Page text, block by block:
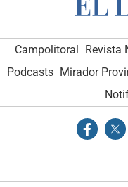
Campolitoral Revista
Podcasts Mirador